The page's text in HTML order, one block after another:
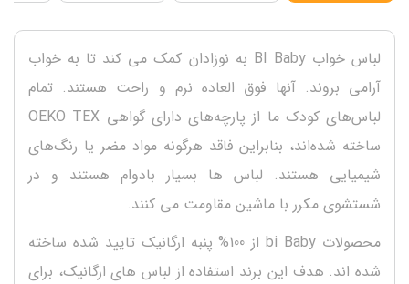
لباس خواب BI Baby به نوزادان کمک می کند تا به خواب
آرامی بروند. آنها فوق العاده نرم و راحت هستند. تمام
لباس‌های کودک ما از پارچه‌های دارای گواهی OEKO TEX
ساخته شده‌اند، بنابراین فاقد هرگونه مواد مضر یا رنگ‌های
شیمیایی هستند. لباس ها بسیار بادوام هستند و در
شستشوی مکرر با ماشین مقاومت می کنند.
محصولات bi Baby از 100% پنبه ارگانیک تایید شده ساخته
شده اند. هدف این برند استفاده از لباس های ارگانیک، برای